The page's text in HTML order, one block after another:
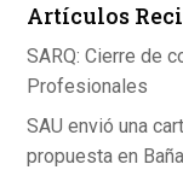
o
k
Artículos
SARQ: Cierre de
Profesionales
SAU envió una
propuesta en